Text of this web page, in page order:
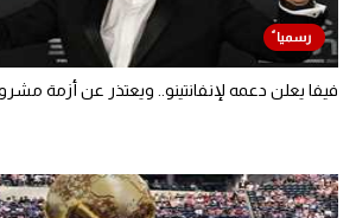
فيفا يعلن دعمه لإنفانتينو.. ويعتذر عن أزمة